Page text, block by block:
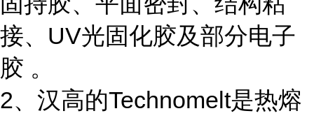
接、UV光固化胶及部分电子
胶 。
2、汉高的Technomelt是热熔